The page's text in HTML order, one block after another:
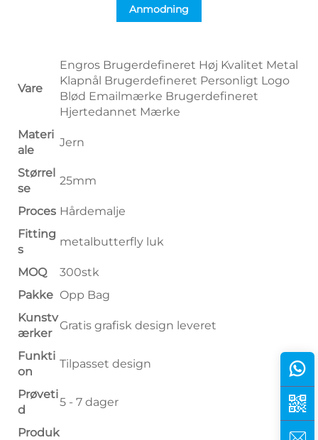
Anmodning
Vare
Engros Brugerdefineret Høj Kvalitet Metal
Klapnål Brugerdefineret Personligt Logo
Blød Emailmærke Brugerdefineret
Hjertedannet Mærke
Materi
ale
Jern
Størrel
se
25mm
Proces Hårdemalje
Fitting
s
metalbutterfly luk
MOQ
300stk
Pakke Opp Bag
Kunstv
ærker
Gratis grafisk design leveret
Funkti
on
Tilpasset design
Prøveti
d
5 - 7 dager
Produk